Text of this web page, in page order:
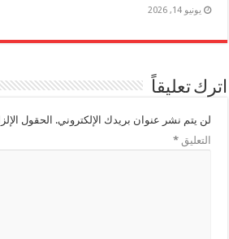
يونيو 14, 2026
اترك تعليقاً
لن يتم نشر عنوان بريدك الإلكتروني. الحقول
التعليق*